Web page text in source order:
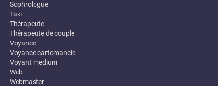
Sophrologue
Taxi
Thérapeute
Thérapeute de couple
Voyance
Voyance cartomancie
Voyant medium
Web
Webmaster